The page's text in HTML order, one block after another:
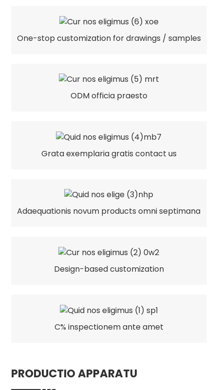
One-stop customization for drawings / samples
ODM officia praesto
Grata exemplaria gratis contact us
Adaequationis novum products omni septimana
Design-based customization
C% inspectionem ante amet
PRODUCTIO APPARATU